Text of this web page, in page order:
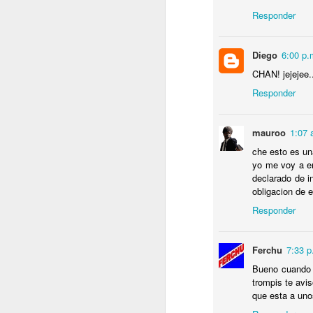
Responder
Diego 6:00
CHAN!
Responder
mauroo 1:07
che esto es
yo me voy a
declarado de
obligacion de
Responder
Ferchu 7:33
Bueno
trompis te
que esta a